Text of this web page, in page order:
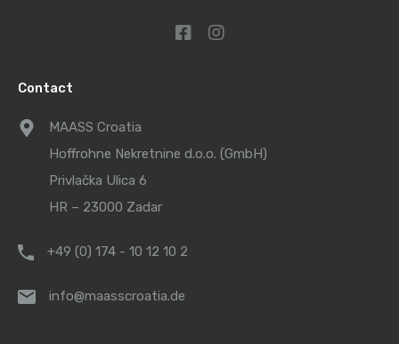
Contact
MAASS Croatia
Hoffrohne Nekretnine d.o.o. (GmbH)
Privlačka Ulica 6
HR – 23000 Zadar
+49 (0) 174 - 10 12 10 2
info@maasscroatia.de